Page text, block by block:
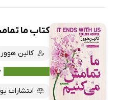
کتاب ما
کالین هوور
انتشارات